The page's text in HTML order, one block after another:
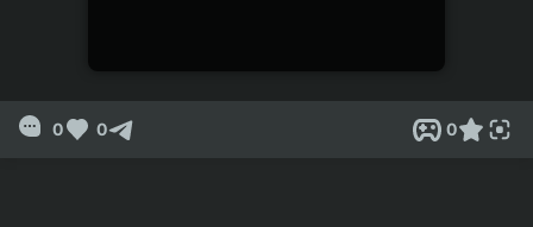
0 0 0